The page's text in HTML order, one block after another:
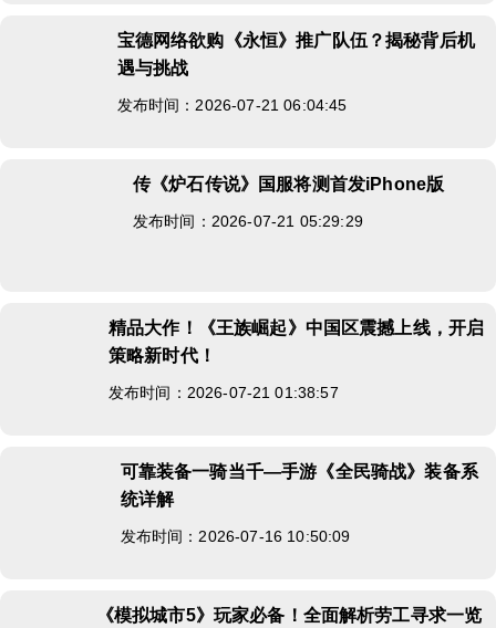
宝德网络欲购《永恒》推广队伍？揭秘背后机
遇与挑战
发布时间：2026-07-21 06:04:45
传《炉石传说》国服将测首发iPhone版
发布时间：2026-07-21 05:29:29
精品大作！《王族崛起》中国区震撼上线，开启
策略新时代！
发布时间：2026-07-21 01:38:57
可靠装备一骑当千—手游《全民骑战》装备系
统详解
发布时间：2026-07-16 10:50:09
《模拟城市5》玩家必备！全面解析劳工寻求一览